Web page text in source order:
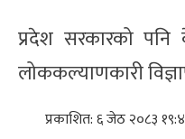
प्रदेश‌ सरकारको
लोककल्याणकारी
प्रकाशित: ६ जेठ २०८३